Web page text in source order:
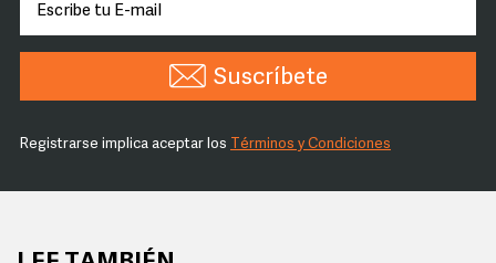
Suscríbete
Registrarse implica aceptar los Términos y Condiciones